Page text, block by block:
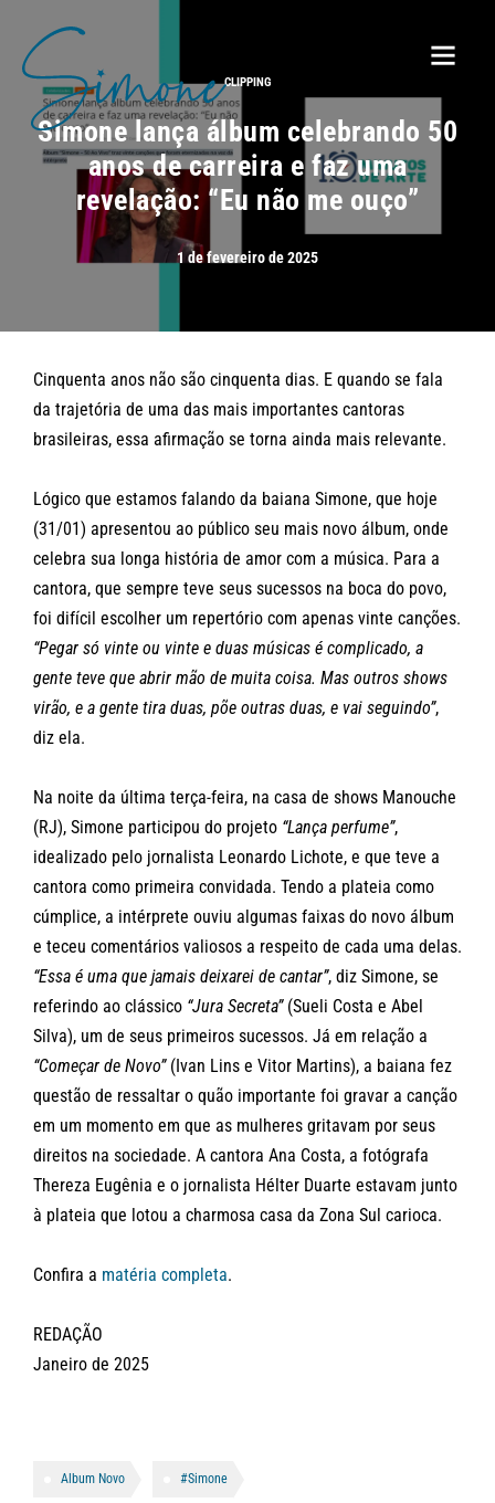
CLIPPING
Simone lança álbum celebrando 50
anos de carreira e faz uma
revelação: “Eu não me ouço”
1 de fevereiro de 2025
Cinquenta anos não são cinquenta dias. E quando se fala
da trajetória de uma das mais importantes cantoras
brasileiras, essa afirmação se torna ainda mais relevante.
Lógico que estamos falando da baiana Simone, que hoje
(31/01) apresentou ao público seu mais novo álbum, onde
celebra sua longa história de amor com a música. Para a
cantora, que sempre teve seus sucessos na boca do povo,
foi difícil escolher um repertório com apenas vinte canções.
“Pegar só vinte ou vinte e duas músicas é complicado, a
gente teve que abrir mão de muita coisa. Mas outros shows
virão, e a gente tira duas, põe outras duas, e vai seguindo”,
diz ela.
Na noite da última terça-feira, na casa de shows Manouche
(RJ), Simone participou do projeto “Lança perfume”,
idealizado pelo jornalista Leonardo Lichote, e que teve a
cantora como primeira convidada. Tendo a plateia como
cúmplice, a intérprete ouviu algumas faixas do novo álbum
e teceu comentários valiosos a respeito de cada uma delas.
“Essa é uma que jamais deixarei de cantar”, diz Simone, se
referindo ao clássico “Jura Secreta”(Sueli Costa e Abel
Silva), um de seus primeiros sucessos. Já em relação a
“Começar de Novo”(Ivan Lins e Vitor Martins), a baiana fez
questão de ressaltar o quão importante foi gravar a canção
em um momento em que as mulheres gritavam por seus
direitos na sociedade. A cantora Ana Costa, a fotógrafa
Thereza Eugênia e o jornalista Hélter Duarte estavam junto
à plateia que lotou a charmosa casa da Zona Sul carioca.
Confira a matéria completa.
REDAÇÃO
Janeiro de 2025
Album Novo #Simone